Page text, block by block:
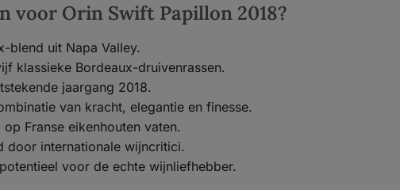
voor Orin Swift Papillon 2018?
blend uit Napa Valley.
klassieke Bordeaux-druivenrassen.
jaargang 2018.
van kracht, elegantie en finesse.
Franse eikenhouten vaten.
door internationale wijncritici.
voor de echte wijnliefhebber.